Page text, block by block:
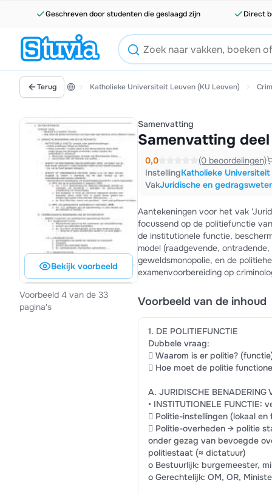
Geschreven door studenten die geslaagd zijn Direct
Terug Katholieke Universiteit Leuven (KU Leuven)
Bekijk voorbeeld
Voorbeeld 4 van de 33
pagina's
Samenvatting
Samenvatting
0,0 (0 beoordelingen)
InstellingKatholieke
VakJuridische en
Aantekeningen voor het vak
focussend op de politiefunctie
de institutionele functie,
model (raadgevende,
geweldsmonopolie, en de
examenvoorbereiding op
Voorbeeld van de inhoud
1. DE POLITIEFUNCTIE
Dubbele vraag:
 Waarom is er politie?
 Hoe moet de politie
A. JURIDISCHE BENADERING
• INSTITUTIONELE
 Politie-instellingen (lokaal en
 Politie-overheden → politie
onder gezag van bevoegde
politiestaat (≈ dictatuur)
o Bestuurlijk: burgemeester,
o Gerechtelijk: OM, OR,